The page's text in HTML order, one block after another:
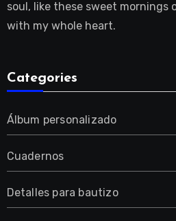
soul, like these sweet mornings
with my whole heart.
Categories
Álbum personalizado
Cuadernos
Detalles para bautizo